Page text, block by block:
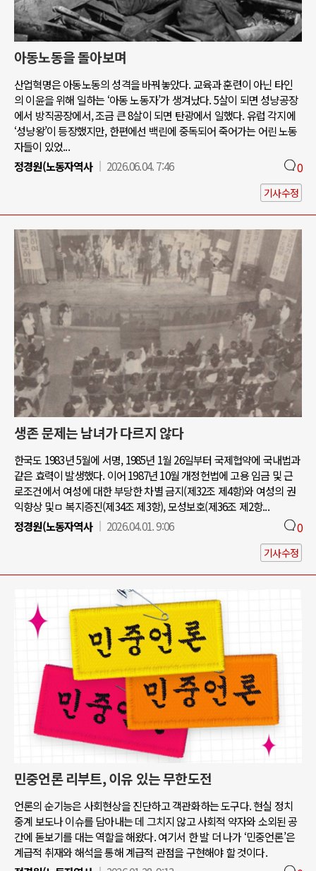
아동노동을 돌아보며
산업혁명은 아동노동의 성격을 바꿔놓았다. 교육과 훈련이 아닌 타인
의 이윤을 위해 일하는 ‘아동 노동자’가 생겨났다. 5살이 되면 성냥공장
에서 방직공장에서, 조금 큰 8살이 되면 탄광에서 일했다. 유럽 각지에
‘성냥왕’이 등장했지만, 한편에선 백린에 중독되어 죽어가는 어린 노동
자들이 있었...
정경원(노동자역사
2026.06.04. 7:46 0
기사수정
생존 문제는 남녀가 다르지 않다
한국도 1983년 5월에 서명, 1985년 1월 26일부터 국제협약에 국내법과
같은 효력이 발생했다. 이어 1987년 10월 개정헌법에 고용 임금 및 근
로조건에서 여성에 대한 부당한 차별 금지(제32조 제4항)와 여성의 권
익향상 및ㅁ 복지증진(제34조 제3항), 모성보호(제36조 제2항...
정경원(노동자역사
2026.04.01. 9:06 0
기사수정
민중언론 리부트, 이유 있는 무한도전
언론의 순기능은 사회현상을 진단하고 객관화하는 도구다. 현실 정치
중계 보도나 이슈를 담아내는 데 그치지 않고 사회적 약자와 소외된 공
간에 돋보기를 대는 역할을 해왔다. 여기서 한 발 더 나가 ‘민중언론’은
계급적 취재와 해석을 통해 계급적 관점을 구현해야 할 것이다.